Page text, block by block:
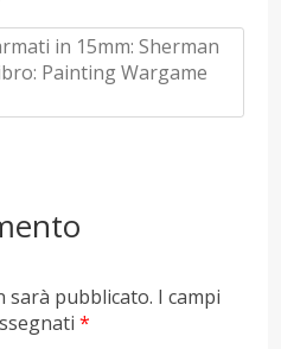
in 15mm: Sherman
Painting Wargame
sarà pubblicato. I campi
*